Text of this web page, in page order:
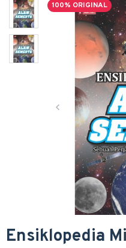
100% ORIGINAL
Ensiklopedia